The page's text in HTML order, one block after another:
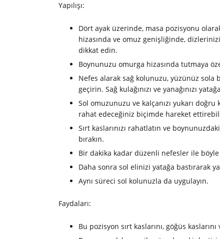
Yapılışı:
Dört ayak üzerinde, masa pozisyonu
hizasında ve omuz genişliğinde,
dikkat edin.
Boynunuzu omurga hizasında tutmaya
Nefes alarak sağ kolunuzu, yüzünüz sola
geçirin. Sağ kulağınızı ve yanağınızı
Sol omuzunuzu ve kalçanızı yukarı doğru
rahat edeceğiniz biçimde hareket
Sırt kaslarınızı rahatlatın ve
bırakın.
Bir dakika kadar düzenli nefesler ile böyle
Daha sonra sol elinizi yatağa bastırarak
Aynı süreci sol kolunuzla da uygulayın.
Faydaları:
Bu pozisyon sırt kaslarını, göğüs